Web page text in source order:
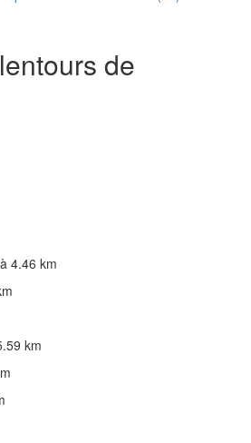
de
4.46 km
km